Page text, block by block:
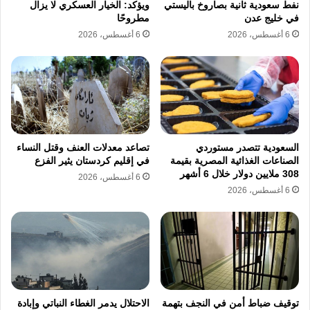
وتشمل هذه البيانات المحتملة آثار استخدام
الهواتف الذكية، وبيانات الاتصالات المتنقلة،
وبصمات التصفح وتسجيل الدخول إلى منصات
رقمية أثناء الاتصال عبر “ستارلينك”، بما يسمح
بتكوين صورة أوسع عن المستخدم أو موقعه.
وقال أحد مندوبي المبيعات، بحسب ما ورد في
التحقيق، إن الأمر لا يتعلق بمصدر واحد أو
مستشعر واحد، بل بربط طبقات متعددة من
المعلومات والبيانات الضخمة للوصول إلى نتائج
استخباراتية أكثر دقة.
Rayzone تعيد بيع خدمة مشابهة
وأشار التحقيق إلى أن شركة Rayzone الإسرائيلية
نفط سعودية ثانية بصاروخ باليستي
في خليج عدن
6 أغسطس، 2026
ويؤكد: الخيار العسكري لا يزال
مطروحًا
6 أغسطس، 2026
السعودية تتصدر مستوردي
الصناعات الغذائية المصرية بقيمة
308 ملايين دولار خلال 6 أشهر
6 أغسطس، 2026
تصاعد معدلات العنف وقتل النساء
في إقليم كردستان يثير الفزع
6 أغسطس، 2026
توقيف ضباط أمن في النجف بتهمة
الاحتلال يدمر الغطاء النباتي وإبادة